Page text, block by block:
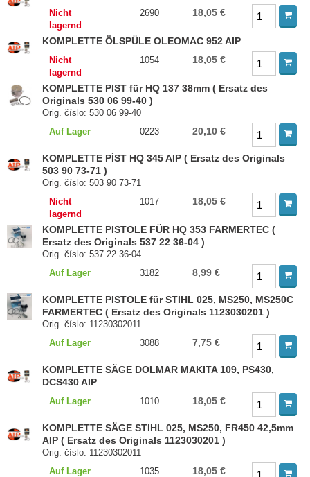
Nicht
lagernd
2690 18,05 €
KOMPLETTE ÖLSPÜLE OLEOMAC 952 AIP
Nicht
lagernd
1054 18,05 €
KOMPLETTE PIST für HQ 137 38mm ( Ersatz des
Originals 530 06 99-40 )
Orig. číslo: 530 06 99-40
Auf Lager
0223 20,10 €
KOMPLETTE PÍST HQ 345 AIP ( Ersatz des Originals
503 90 73-71 )
Orig. číslo: 503 90 73-71
Nicht
lagernd
1017 18,05 €
KOMPLETTE PISTOLE FÜR HQ 353 FARMERTEC (
Ersatz des Originals 537 22 36-04 )
Orig. číslo: 537 22 36-04
Auf Lager
3182 8,99 €
KOMPLETTE PISTOLE für STIHL 025, MS250, MS250C
FARMERTEC ( Ersatz des Originals 1123030201 )
Orig. číslo: 11230302011
Auf Lager
3088 7,75 €
KOMPLETTE SÄGE DOLMAR MAKITA 109, PS430,
DCS430 AIP
Auf Lager 1010 18,05 €
KOMPLETTE SÄGE STIHL 025, MS250, FR450 42,5mm
AIP ( Ersatz des Originals 1123030201 )
Orig. číslo: 11230302011
Auf Lager
1035 18,05 €